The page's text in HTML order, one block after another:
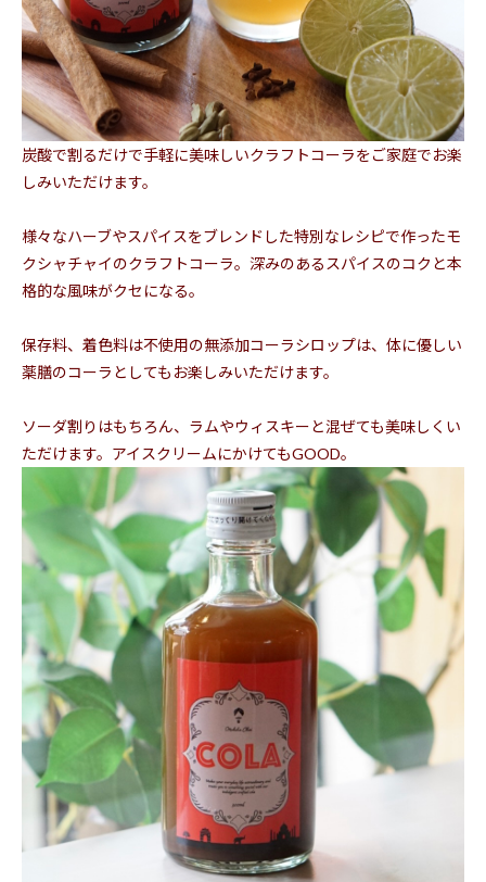
炭酸で割るだけで手軽に美味しいクラフトコーラをご家庭でお楽
しみいただけます。
様々なハーブやスパイスをブレンドした特別なレシピで作ったモ
クシャチャイのクラフトコーラ。深みのあるスパイスのコクと本
格的な風味がクセになる。
保存料、着色料は不使用の無添加コーラシロップは、体に優しい
薬膳のコーラとしてもお楽しみいただけます。
ソーダ割りはもちろん、ラムやウィスキーと混ぜても美味しくい
ただけます。アイスクリームにかけてもGOOD。